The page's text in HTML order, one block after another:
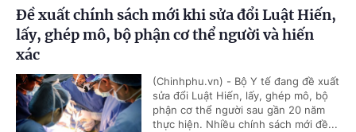
Đề xuất chính sách mới khi sửa đổi Luật Hiến,
lấy, ghép mô, bộ phận cơ thể người và hiến
xác
(Chinhphu.vn) - Bộ Y tế đang đề xuất
sửa đổi Luật Hiến, lấy, ghép mô, bộ
phận cơ thể người sau gần 20 năm
thực hiện. Nhiều chính sách mới đề...